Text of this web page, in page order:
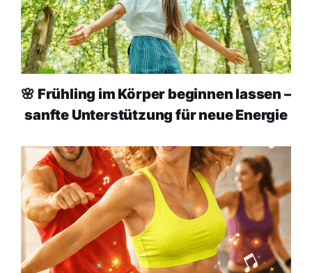
🌸 Frühling im Körper beginnen lassen –
sanfte Unterstützung für neue Energie